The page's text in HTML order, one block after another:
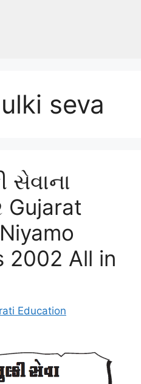
seva
સેવાના
Gujarat
2002 All in
Education